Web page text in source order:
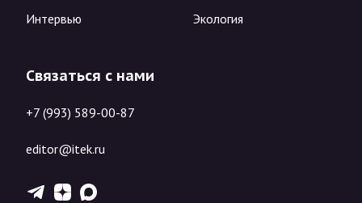
Интервью Экология
Связаться с нами
+7 (993) 589-00-87
editor@itek.ru
T Z X